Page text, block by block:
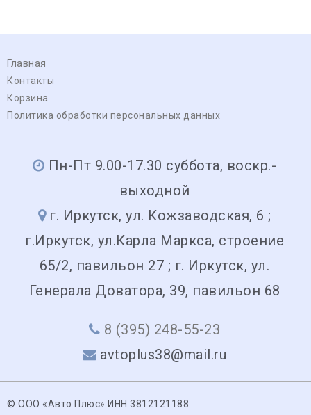
Главная
Контакты
Корзина
Политика обработки персональных данных
Пн-Пт 9.00-17.30 суббота, воскр.-
выходной
г. Иркутск, ул. Кожзаводская, 6 ;
г.Иркутск, ул.Карла Маркса, строение
65/2, павильон 27 ; г. Иркутск, ул.
Генерала Доватора, 39, павильон 68
8 (395) 248-55-23
avtoplus38@mail.ru
© ООО «Авто Плюс» ИНН 3812121188